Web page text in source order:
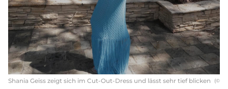
Shania Geiss zeigt sich im Cut-Out-Dress und lässt sehr tief blicken (©